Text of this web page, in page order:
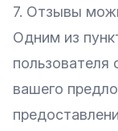
7. Отзывы
Одним из
пользователя
вашего